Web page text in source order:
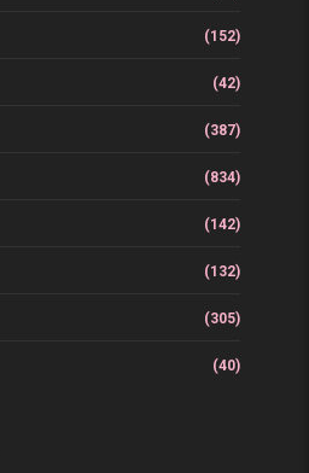
(152)
(42)
(387)
(834)
(142)
(132)
(305)
(40)